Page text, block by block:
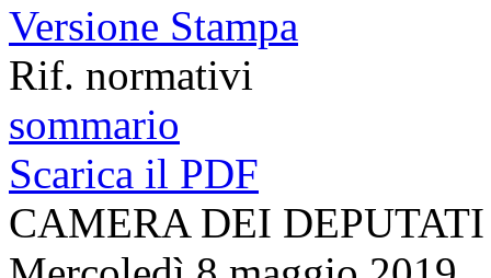
Versione Stampa
Rif. normativi
sommario
Scarica il PDF
CAMERA DEI DEPUTATI